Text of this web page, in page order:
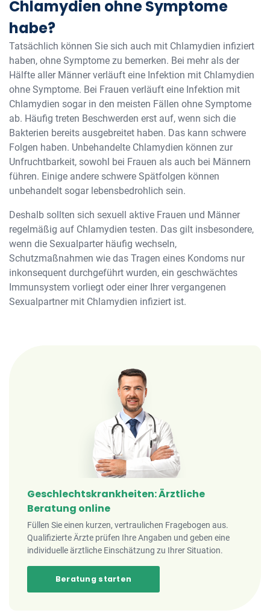
Chlamydien ohne Symptome
habe?
Tatsächlich können Sie sich auch mit Chlamydien infiziert
haben, ohne Symptome zu bemerken. Bei mehr als der
Hälfte aller Männer verläuft eine Infektion mit Chlamydien
ohne Symptome. Bei Frauen verläuft eine Infektion mit
Chlamydien sogar in den meisten Fällen ohne Symptome
ab. Häufig treten Beschwerden erst auf, wenn sich die
Bakterien bereits ausgebreitet haben. Das kann schwere
Folgen haben. Unbehandelte Chlamydien können zur
Unfruchtbarkeit, sowohl bei Frauen als auch bei Männern
führen. Einige andere schwere Spätfolgen können
unbehandelt sogar lebensbedrohlich sein.
Deshalb sollten sich sexuell aktive Frauen und Männer
regelmäßig auf Chlamydien testen. Das gilt insbesondere,
wenn die Sexualparter häufig wechseln,
Schutzmaßnahmen wie das Tragen eines Kondoms nur
inkonsequent durchgeführt wurden, ein geschwächtes
Immunsystem vorliegt oder einer Ihrer vergangenen
Sexualpartner mit Chlamydien infiziert ist.
Geschlechtskrankheiten: Ärztliche
Beratung online
Füllen Sie einen kurzen, vertraulichen Fragebogen aus.
Qualifizierte Ärzte prüfen Ihre Angaben und geben eine
individuelle ärztliche Einschätzung zu Ihrer Situation.
Beratung starten